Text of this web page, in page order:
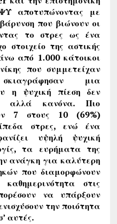
αποτυπώνοντας με
που βιώνουν οι
το στρες ως ένα
στοιχείο της αστικής
από 1.000 κάτοικοι
που συμμετείχαν
μια
η ψυχική πίεση δεν
αλλά κανόνα. Πιο
7 στους 10 (69%)
στρες, ενώ ένα
υψηλή ψυχική
τα ευρήματα της
ανάγκη για καλύτερη
που διαμορφώνουν
στις
να υπάρξουν
την ποιότητα
αυτές.